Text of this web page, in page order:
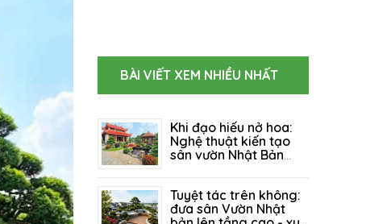
BÀI VIẾT XEM NHIỀU NHẤT
Khi đạo hiếu nở hoa:
Nghệ thuật kiến tạo
sân vườn Nhật Bản
Tuyệt tác trên không:
đưa sân Vườn Nhật